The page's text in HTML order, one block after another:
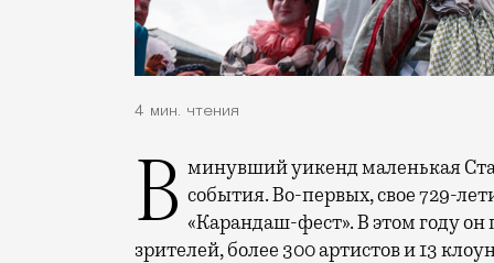
4 мин. чтения
В минувший уикенд маленькая Старица в Тверской области отметила сразу два события. Во-первых, свое 729-
«Карандаш-фест». В этом году он
зрителей, более 300 артистов и 13